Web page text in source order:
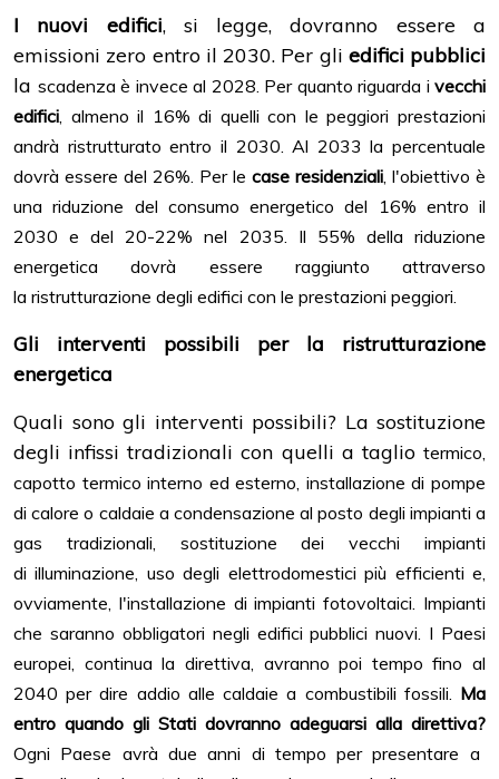
I nuovi edifici, si legge, dovranno essere a
emissioni zero entro il 2030. Per gli edifici pubblici
la scadenza è invece al 2028. Per quanto riguarda i vecchi
edifici, almeno il 16% di quelli con lepeggiori prestazioni
andrà ristrutturato entro il 2030. Al 2033 la percentuale
dovrà essere del 26%. Per le case residenziali, l'obiettivo è
una riduzione del consumo energetico del 16% entro il
2030e del 20-22% nel 2035. Il 55% della riduzione
energetica dovrà essere raggiunto attraverso
la ristrutturazione degli edifici con le prestazioni peggiori.
Gli interventi possibili per la ristrutturazione
energetica
Quali sono gli interventi possibili? La sostituzione
degli infissi tradizionali con quelli a taglio termico,
capotto termico interno ed esterno, installazione di pompe
di calore o caldaie a condensazione al posto degli impianti a
gas tradizionali, sostituzione dei vecchi impianti
diilluminazione, uso degli elettrodomestici più efficienti e,
ovviamente, l'installazione di impiantifotovoltaici. Impianti
che saranno obbligatori negli edifici pubblici nuovi. I Paesi
europei, continua la direttiva, avranno poi tempo fino al
2040 per dire addio alle caldaie a combustibili fossili. Ma
entro quando gli Stati dovranno adeguarsi alla direttiva?
Ogni Paese avrà due anni di tempo per presentare a